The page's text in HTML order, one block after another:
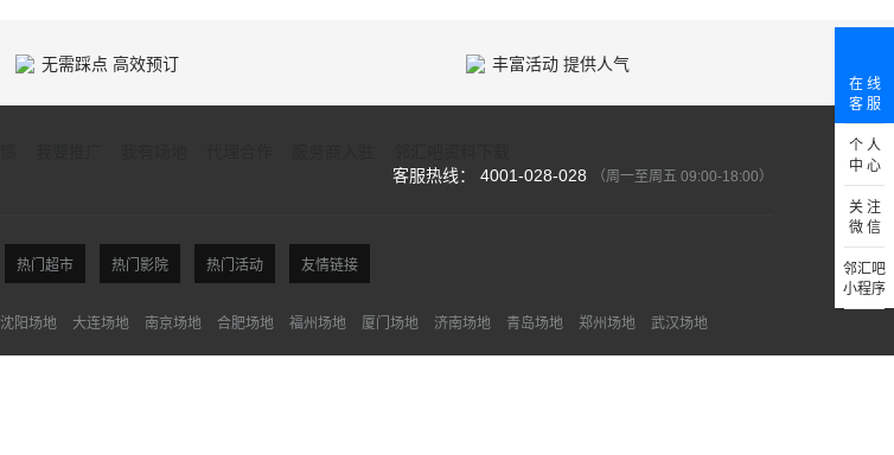
在 线
客 服
个 人
中 心
关 注
微 信
邻汇吧
小程序
无需踩点 高效预订 丰富活动 提供人气
客服热线： 4001-028-028
（周一至周五 09:00-18:00）
热门超市 热门影院 热门活动 友情链接
沈阳场地 大连场地 南京场地 合肥场地 福州场地 厦门场地 济南场地 青岛场地 郑州场地 武汉场地